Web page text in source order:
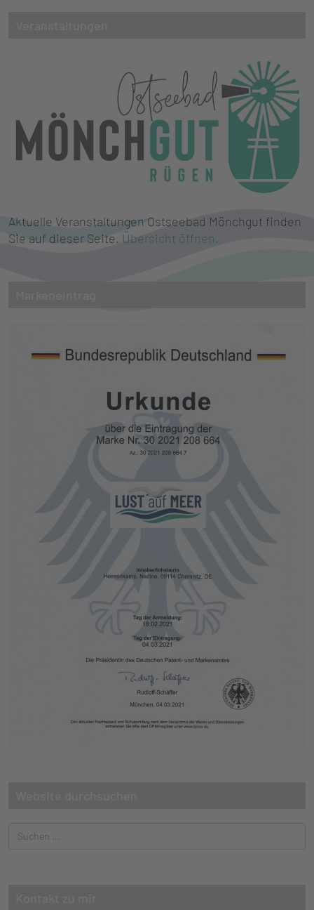
Aktuelle Veranstaltungen Ostseebad Mönchgut finden
Sie auf dieser Seite. Übersicht öffnen.